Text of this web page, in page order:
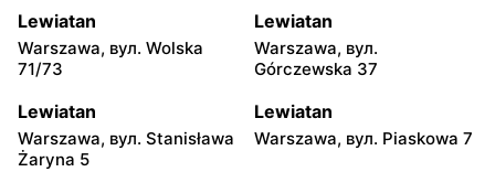
Lewiatan
Warszawa, вул. Wolska
71/73
Lewiatan
Warszawa, вул.
Górczewska 37
Lewiatan
Warszawa, вул. Stanisława
Żaryna 5
Lewiatan
Warszawa, вул. Piaskowa 7